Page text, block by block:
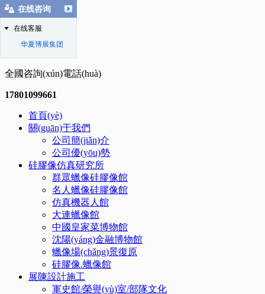
全國咨詢(xún)電話(huà)
17801099661
首頁(yè)
關(guān)于我們
公司簡(jiǎn)介
公司優(yōu)勢
硅膠像仿真研究所
群眾蠟像硅膠像館
名人蠟像硅膠像館
仿真機器人館
大連蠟像館
中國皇家菜博物館
沈陽(yáng)金融博物館
蠟像場(chǎng)景復原
硅膠像.蠟像館
展陳設計施工
軍史館/榮譽(yù)室/部隊文化
在线咨询
在线客服
华夏博展集团